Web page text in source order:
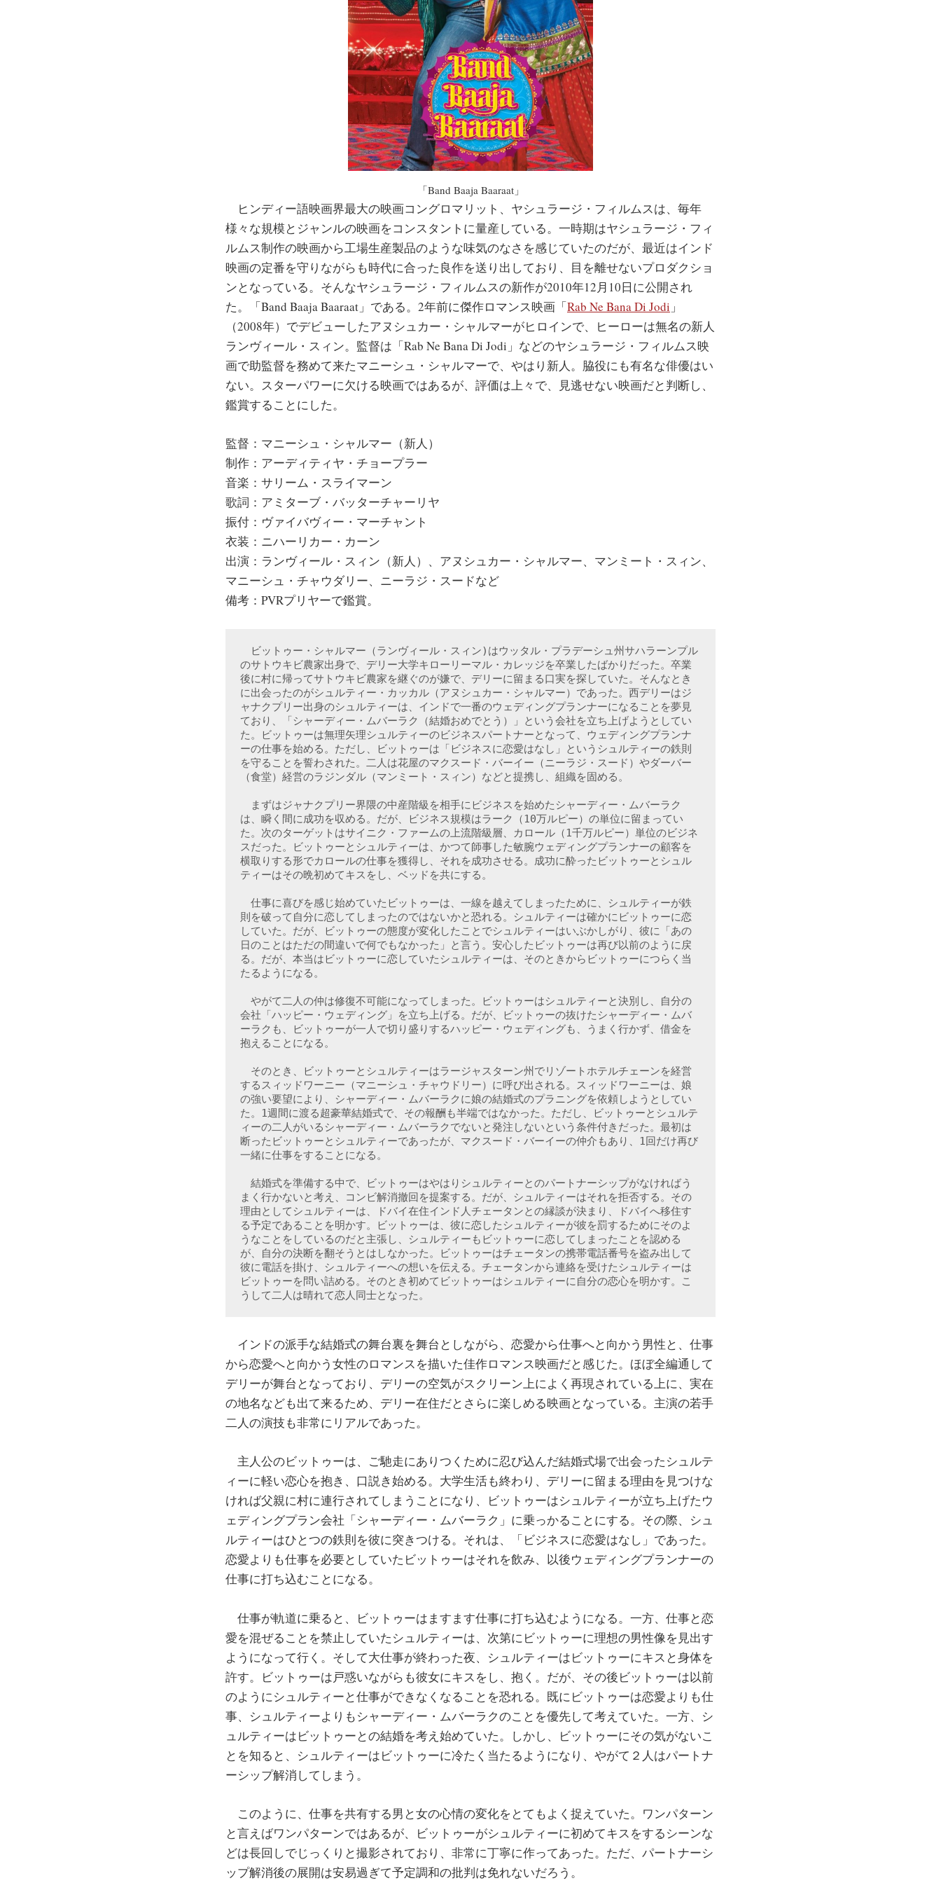
「Band Baaja Baaraat」
ヒンディー語映画界最大の映画コングロマリット、ヤシュラージ・フィルムスは、毎年
様々な規模とジャンルの映画をコンスタントに量産している。一時期はヤシュラージ・フィ
ルムス制作の映画から工場生産製品のような味気のなさを感じていたのだが、最近はインド
映画の定番を守りながらも時代に合った良作を送り出しており、目を離せないプロダクショ
ンとなっている。そんなヤシュラージ・フィルムスの新作が2010年12月10日に公開され
た。「Band Baaja Baaraat」である。2年前に傑作ロマンス映画「Rab Ne Bana Di Jodi 」
（2008年）でデビューしたアヌシュカー・シャルマーがヒロインで、ヒーローは無名の新人
ランヴィール・スィン。監督は「Rab Ne Bana Di Jodi」などのヤシュラージ・フィルムス映
画で助監督を務めて来たマニーシュ・シャルマーで、やはり新人。脇役にも有名な俳優はい
ない。スターパワーに欠ける映画ではあるが、評価は上々で、見逃せない映画だと判断し、
鑑賞することにした。
監督：マニーシュ・シャルマー（新人）
制作：アーディティヤ・チョープラー
音楽：サリーム・スライマーン
歌詞：アミターブ・バッターチャーリヤ
振付：ヴァイバヴィー・マーチャント
衣装：ニハーリカー・カーン
出演：ランヴィール・スィン（新人）、アヌシュカー・シャルマー、マンミート・スィン、
マニーシュ・チャウダリー、ニーラジ・スードなど
備考：PVRプリヤーで鑑賞。
ビットゥー・シャルマー（ランヴィール・スィン)はウッタル・プラデーシュ州サハラーンプル
のサトウキビ農家出身で、デリー大学キローリーマル・カレッジを卒業したばかりだった。卒業
後に村に帰ってサトウキビ農家を継ぐのが嫌で、デリーに留まる口実を探していた。そんなとき
に出会ったのがシュルティー・カッカル（アヌシュカー・シャルマー）であった。西デリーはジ
ャナクプリー出身のシュルティーは、インドで一番のウェディングプランナーになることを夢見
ており、「シャーディー・ムバーラク（結婚おめでとう）」という会社を立ち上げようとしてい
た。ビットゥーは無理矢理シュルティーのビジネスパートナーとなって、ウェディングプランナ
ーの仕事を始める。ただし、ビットゥーは「ビジネスに恋愛はなし」というシュルティーの鉄則
を守ることを誓わされた。二人は花屋のマクスード・バーイー（ニーラジ・スード）やダーバー
（食堂）経営のラジンダル（マンミート・スィン）などと提携し、組織を固める。
まずはジャナクプリー界隈の中産階級を相手にビジネスを始めたシャーディー・ムバーラク
は、瞬く間に成功を収める。だが、ビジネス規模はラーク（10万ルピー）の単位に留まってい
た。次のターゲットはサイニク・ファームの上流階級層、カロール（1千万ルピー）単位のビジネ
スだった。ビットゥーとシュルティーは、かつて師事した敏腕ウェディングプランナーの顧客を
横取りする形でカロールの仕事を獲得し、それを成功させる。成功に酔ったビットゥーとシュル
ティーはその晩初めてキスをし、ベッドを共にする。
仕事に喜びを感じ始めていたビットゥーは、一線を越えてしまったために、シュルティーが鉄
則を破って自分に恋してしまったのではないかと恐れる。シュルティーは確かにビットゥーに恋
していた。だが、ビットゥーの態度が変化したことでシュルティーはいぶかしがり、彼に「あの
日のことはただの間違いで何でもなかった」と言う。安心したビットゥーは再び以前のように戻
る。だが、本当はビットゥーに恋していたシュルティーは、そのときからビットゥーにつらく当
たるようになる。
やがて二人の仲は修復不可能になってしまった。ビットゥーはシュルティーと決別し、自分の
会社「ハッピー・ウェディング」を立ち上げる。だが、ビットゥーの抜けたシャーディー・ムバ
ーラクも、ビットゥーが一人で切り盛りするハッピー・ウェディングも、うまく行かず、借金を
抱えることになる。
そのとき、ビットゥーとシュルティーはラージャスターン州でリゾートホテルチェーンを経営
するスィッドワーニー（マニーシュ・チャウドリー）に呼び出される。スィッドワーニーは、娘
の強い要望により、シャーディー・ムバーラクに娘の結婚式のプラニングを依頼しようとしてい
た。1週間に渡る超豪華結婚式で、その報酬も半端ではなかった。ただし、ビットゥーとシュルテ
ィーの二人がいるシャーディー・ムバーラクでないと発注しないという条件付きだった。最初は
断ったビットゥーとシュルティーであったが、マクスード・バーイーの仲介もあり、1回だけ再び
一緒に仕事をすることになる。
結婚式を準備する中で、ビットゥーはやはりシュルティーとのパートナーシップがなければう
まく行かないと考え、コンビ解消撤回を提案する。だが、シュルティーはそれを拒否する。その
理由としてシュルティーは、ドバイ在住インド人チェータンとの縁談が決まり、ドバイへ移住す
る予定であることを明かす。ビットゥーは、彼に恋したシュルティーが彼を罰するためにそのよ
うなことをしているのだと主張し、シュルティーもビットゥーに恋してしまったことを認める
が、自分の決断を翻そうとはしなかった。ビットゥーはチェータンの携帯電話番号を盗み出して
彼に電話を掛け、シュルティーへの想いを伝える。チェータンから連絡を受けたシュルティーは
ビットゥーを問い詰める。そのとき初めてビットゥーはシュルティーに自分の恋心を明かす。こ
うして二人は晴れて恋人同士となった。
インドの派手な結婚式の舞台裏を舞台としながら、恋愛から仕事へと向かう男性と、仕事
から恋愛へと向かう女性のロマンスを描いた佳作ロマンス映画だと感じた。ほぼ全編通して
デリーが舞台となっており、デリーの空気がスクリーン上によく再現されている上に、実在
の地名なども出て来るため、デリー在住だとさらに楽しめる映画となっている。主演の若手
二人の演技も非常にリアルであった。
主人公のビットゥーは、ご馳走にありつくために忍び込んだ結婚式場で出会ったシュルテ
ィーに軽い恋心を抱き、口説き始める。大学生活も終わり、デリーに留まる理由を見つけな
ければ父親に村に連行されてしまうことになり、ビットゥーはシュルティーが立ち上げたウ
ェディングプラン会社「シャーディー・ムバーラク」に乗っかることにする。その際、シュ
ルティーはひとつの鉄則を彼に突きつける。それは、「ビジネスに恋愛はなし」であった。
恋愛よりも仕事を必要としていたビットゥーはそれを飲み、以後ウェディングプランナーの
仕事に打ち込むことになる。
仕事が軌道に乗ると、ビットゥーはますます仕事に打ち込むようになる。一方、仕事と恋
愛を混ぜることを禁止していたシュルティーは、次第にビットゥーに理想の男性像を見出す
ようになって行く。そして大仕事が終わった夜、シュルティーはビットゥーにキスと身体を
許す。ビットゥーは戸惑いながらも彼女にキスをし、抱く。だが、その後ビットゥーは以前
のようにシュルティーと仕事ができなくなることを恐れる。既にビットゥーは恋愛よりも仕
事、シュルティーよりもシャーディー・ムバーラクのことを優先して考えていた。一方、シ
ュルティーはビットゥーとの結婚を考え始めていた。しかし、ビットゥーにその気がないこ
とを知ると、シュルティーはビットゥーに冷たく当たるようになり、やがて２人はパートナ
ーシップ解消してしまう。
このように、仕事を共有する男と女の心情の変化をとてもよく捉えていた。ワンパターン
と言えばワンパターンではあるが、ビットゥーがシュルティーに初めてキスをするシーンな
どは長回しでじっくりと撮影されており、非常に丁寧に作ってあった。ただ、パートナーシ
ップ解消後の展開は安易過ぎて予定調和の批判は免れないだろう。